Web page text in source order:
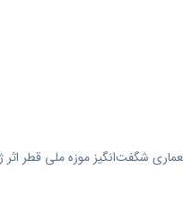
شگفت‌انگیز موزه ملی قطر اثر